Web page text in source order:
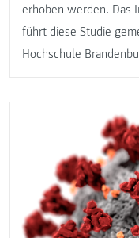
erhoben werden. Das
führt diese Studie
Hochschule